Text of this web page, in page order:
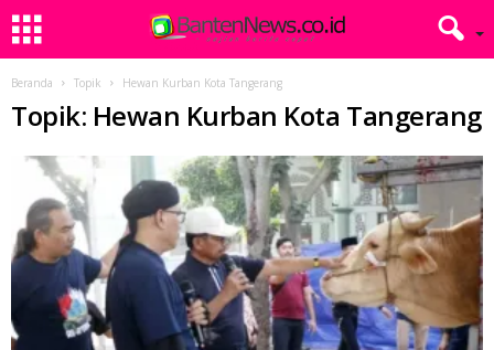
Beranda Topik Hewan Kurban Kota Tangerang
Topik: Hewan Kurban Kota Tangerang